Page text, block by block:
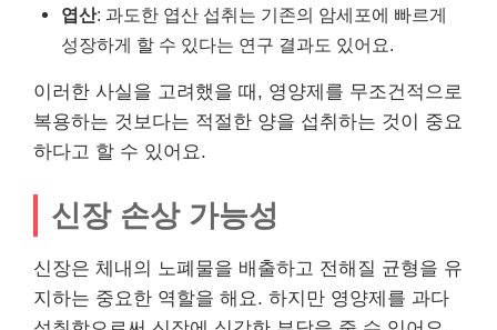
엽산: 과도한 엽산 섭취는 기존의 암세포에 빠르게
성장하게 할 수 있다는 연구 결과도 있어요.
이러한 사실을 고려했을 때, 영양제를 무조건적으로
복용하는 것보다는 적절한 양을 섭취하는 것이 중요
하다고 할 수 있어요.
신장 손상 가능성
신장은 체내의 노폐물을 배출하고 전해질 균형을 유
지하는 중요한 역할을 해요. 하지만 영양제를 과다